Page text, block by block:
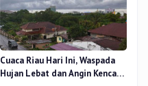
Cuaca Riau Hari Ini, Waspada
Hujan Lebat dan Angin Kencang